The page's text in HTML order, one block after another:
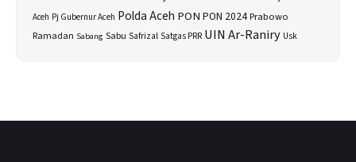
Aceh Pj Gubernur Aceh Polda Aceh PON PON 2024Prabowo
Ramadan Sabang Sabu SafrizalSatgas PRR UIN Ar-Raniry Usk